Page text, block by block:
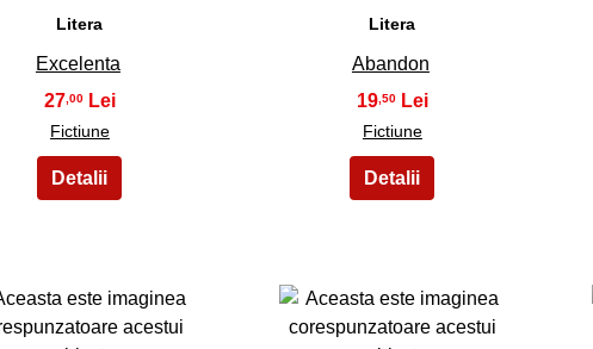
Litera
Excelenta
27,00
Fictiune
Litera
Abandon
19,50
Fictiune